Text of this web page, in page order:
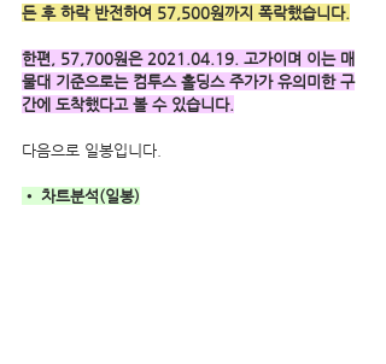
든 후 하락 반전하여 57,500원까지 폭락했습니다.
한편, 57,700원은 2021.04.19. 고가이며 이는 매
물대 기준으로는 컴투스 홀딩스 주가가 유의미한 구
간에 도착했다고 볼 수 있습니다.
다음으로 일봉입니다.
• 차트분석(일봉)